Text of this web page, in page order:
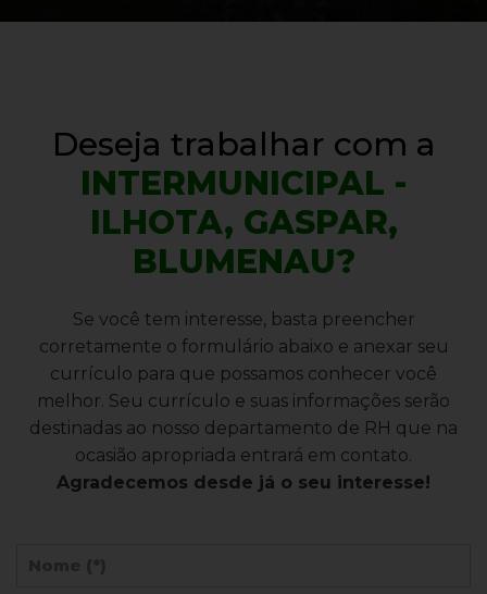
Deseja trabalhar com a
INTERMUNICIPAL -
ILHOTA, GASPAR,
BLUMENAU?
Se você tem interesse, basta preencher
corretamente o formulário abaixo e anexar seu
currículo para que possamos conhecer você
melhor. Seu currículo e suas informações serão
destinadas ao nosso departamento de RH que na
ocasião apropriada entrará em contato.
Agradecemos desde já o seu interesse!